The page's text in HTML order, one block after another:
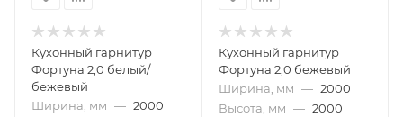
Кухонный гарнитур
Фортуна 2,0 белый/
бежевый
Ширина, мм — 2000
Кухонный гарнитур
Фортуна 2,0 бежевый
Ширина, мм — 2000
Высота, мм — 2000